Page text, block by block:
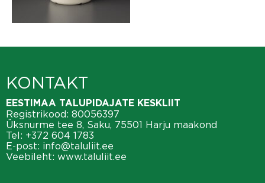
KONTAKT
EESTIMAA TALUPIDAJATE KESKLIIT
Registrikood: 80056397
Üksnurme tee 8, Saku, 75501 Harju maakond
Tel: +372 604 1783
E-post: info@taluliit.ee
Veebileht: www.taluliit.ee